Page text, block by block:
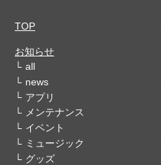
TOP
お知らせ
all
news
アプリ
メンテナンス
イベント
ミュージック
グッズ